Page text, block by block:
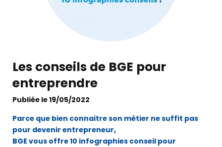
Les conseils de BGE pour
entreprendre
Publiée le 19/05/2022
Parce que bien connaitre son métier ne suffit pas
pour devenir entrepreneur,
BGE vous offre 10 infographies conseil pour